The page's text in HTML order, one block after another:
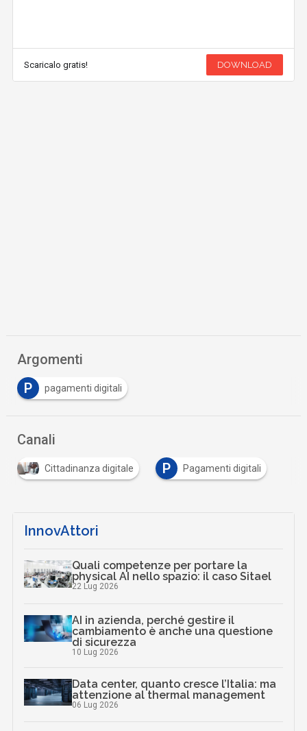
Scaricalo gratis! DOWNLOAD
Argomenti
P
pagamenti digitali
Canali
Cittadinanza digitale P Pagamenti digitali
InnovAttori
Quali competenze per portare la
physical AI nello spazio: il caso Sitael
22 Lug 2026
AI in azienda, perché gestire il
cambiamento è anche una questione
di sicurezza
10 Lug 2026
Data center, quanto cresce l’Italia: ma
attenzione al thermal management
06 Lug 2026